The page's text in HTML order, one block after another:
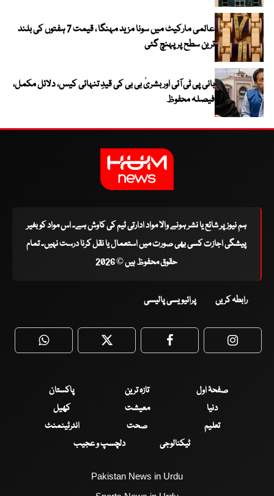
عالمی مارکیٹ میں سونا مزید مہنگا ، قیمت 7 ہفتوں کی بلند
ترین سطح پر پہنچ گئی
بانی پی ٹی آئی اور بشریٰ بی بی کی قیدِ تنہائی کیس، دلائل مکمل،
فیصلہ محفوظ
ہم نیوز پر شائع یا نشر ہونے والا مواد ادارتی ٹیم کی کاوش ہے۔ اس مواد کو بغیر
پیشگی اجازت کسی بھی صورت میں استعمال یا نقل کرنا درست نہیں۔ تمام
حقوق محفوظ ہیں © 2026
رابطہ کریں پرائیویسی پالیسی
WhatsApp Twitter Facebook
صفحۂ اول تازہ ترین
پاکستان
دنیا
معیشت
کھیل
تعلیم
صحت
انٹرٹینمنٹ
ٹیکنالوجی
دلچسپ و عجیب
Pakistan News in Urdu